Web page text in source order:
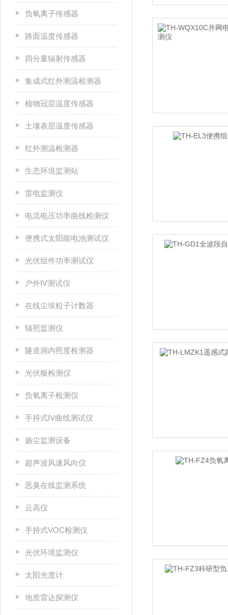
负氧离子传感器
路面温度传感器
四分量辐射传感器
集成式红外测温检测器
植物冠层温度传感器
土壤表层温度传感器
红外测温检测器
生态环境监测站
雷电监测仪
电流电压功率曲线检测仪
便携式太阳能电池测试仪
光伏组件功率测试仪
户外IV测试仪
在线尘埃粒子计数器
辐照监测仪
隧道洞内照度检测器
光伏板检测仪
负氧离子检测仪
手持式IV曲线测试仪
扬尘监测设备
超声波风速风向仪
恶臭在线监测系统
云高仪
手持式VOC检测仪
光伏环境监测仪
太阳光度计
地质雷达探测仪